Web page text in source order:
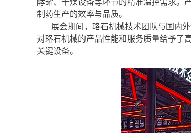
酵罐、干燥设备等环节的精准温控需求。
制药生产的效率与品质。
展会期间，珞石机械技术团队与国内
对珞石机械的产品性能和服务质量给予了
关键设备。